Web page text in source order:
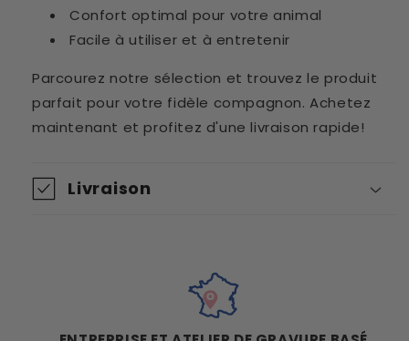
Confort optimal pour votre animal
Facile à utiliser et à entretenir
Parcourez notre sélection et trouvez le produit
parfait pour votre fidèle compagnon. Achetez
maintenant et profitez d'une livraison rapide!
Livraison